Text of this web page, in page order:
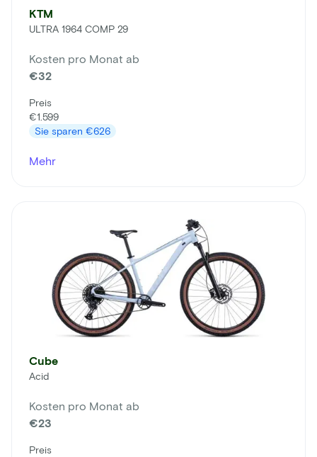
KTM
ULTRA 1964 COMP 29
Kosten pro Monat ab
€32
Preis
€1.599
Sie sparen €626
Mehr
Cube
Acid
Kosten pro Monat ab
€23
Preis